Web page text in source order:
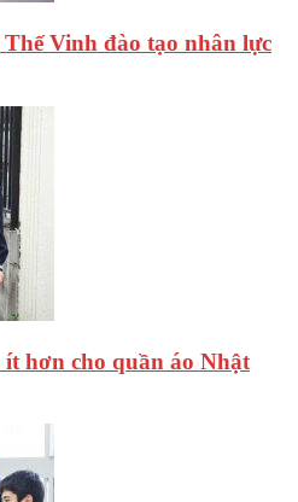
Vinh đào tạo nhân lực
hơn cho quần áo Nhật